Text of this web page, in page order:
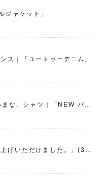
ジャケット」
ス｜「ユートゥーデニム」
”最適” な時期はいまな、シャツ｜「NEW パティシエシャツ」
「合わせてお買い上げいただけました。」(3/12)